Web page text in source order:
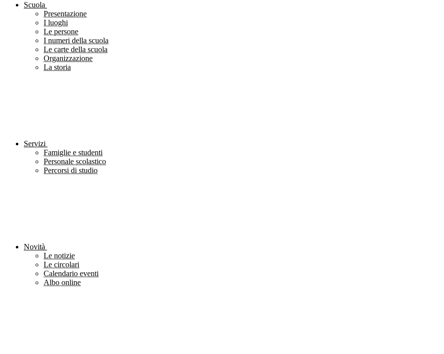
Scuola
Presentazione
I luoghi
Le persone
I numeri della scuola
Le carte della scuola
Organizzazione
La storia
Servizi
Famiglie e studenti
Personale scolastico
Percorsi di studio
Novità
Le notizie
Le circolari
Calendario eventi
Albo online